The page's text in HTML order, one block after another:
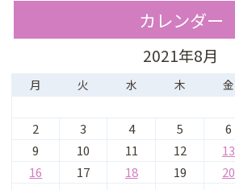
カレンダー
2021年8月
月 火 水 木 金
2
3 4 5 6
9
10 11 12 13
16
17 18 19 20